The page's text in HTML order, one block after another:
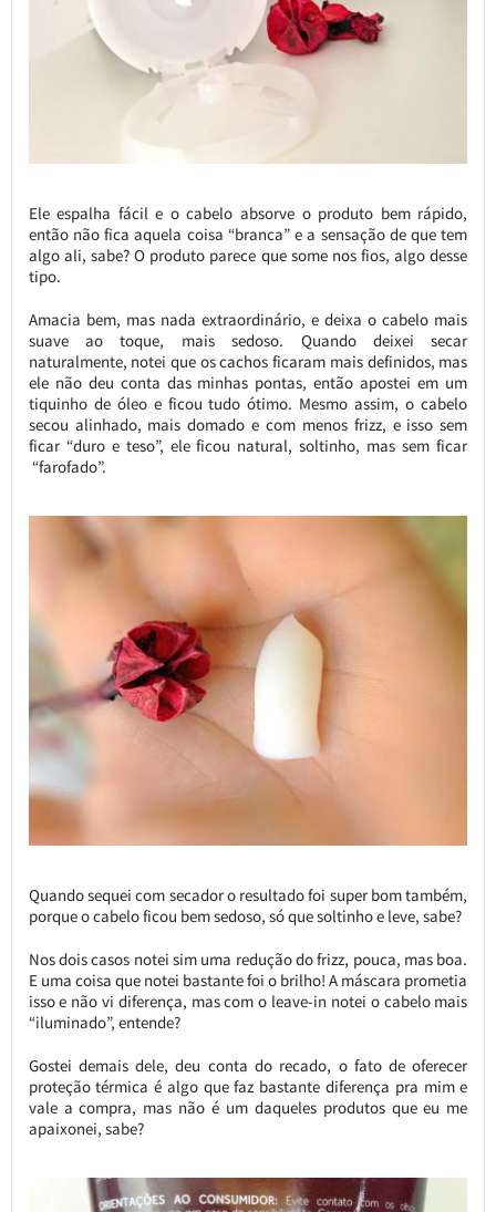
Ele espalha fácil e o cabelo absorve o produto bem rápido,
então não fica aquela coisa “branca” e a sensação de que tem
algo ali, sabe? O produto parece que some nos fios, algo desse
tipo.
Amacia bem, mas nada extraordinário, e deixa o cabelo mais
suave ao toque, mais sedoso. Quando deixei secar
naturalmente, notei que os cachos ficaram mais definidos, mas
ele não deu conta das minhas pontas, então apostei em um
tiquinho de óleo e ficou tudo ótimo. Mesmo assim, o cabelo
secou alinhado, mais domado e com menos frizz, e isso sem
ficar “duro e teso”, ele ficou natural, soltinho, mas sem ficar
“farofado”.
Quando sequei com secador o resultado foi super bom também,
porque o cabelo ficou bem sedoso, só que soltinho e leve, sabe?
Nos dois casos notei sim uma redução do frizz, pouca, mas boa.
E uma coisa que notei bastante foi o brilho! A máscara prometia
isso e não vi diferença, mas com o leave-in notei o cabelo mais
“iluminado”, entende?
Gostei demais dele, deu conta do recado, o fato de oferecer
proteção térmica é algo que faz bastante diferença pra mim e
vale a compra, mas não é um daqueles produtos que eu me
apaixonei, sabe?